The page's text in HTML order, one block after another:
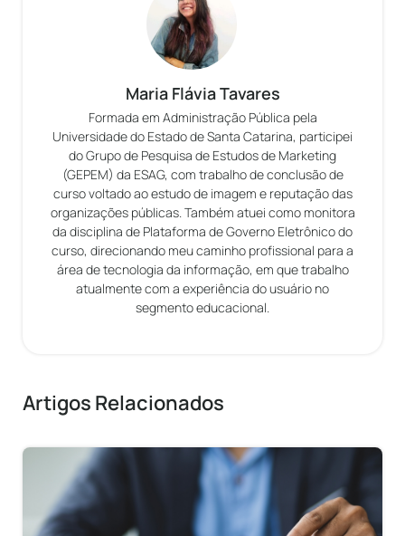
Maria Flávia Tavares
Formada em Administração Pública pela
Universidade do Estado de Santa Catarina, participei
do Grupo de Pesquisa de Estudos de Marketing
(GEPEM) da ESAG, com trabalho de conclusão de
curso voltado ao estudo de imagem e reputação das
organizações públicas. Também atuei como monitora
da disciplina de Plataforma de Governo Eletrônico do
curso, direcionando meu caminho profissional para a
área de tecnologia da informação, em que trabalho
atualmente com a experiência do usuário no
segmento educacional.
Artigos Relacionados